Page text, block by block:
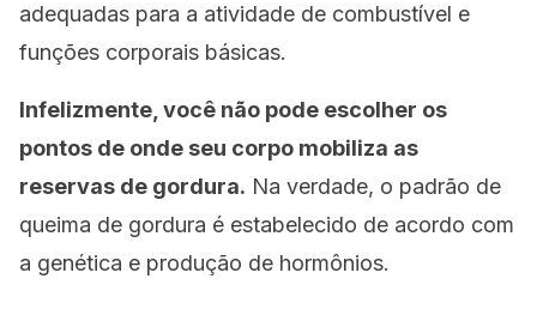
adequadas para a atividade de combustível e
funções corporais básicas.
Infelizmente, você não pode escolher os
pontos de onde seu corpo mobiliza as
reservas de gordura. Na verdade, o padrão de
queima de gordura é estabelecido de acordo com
a genética e produção de hormônios.